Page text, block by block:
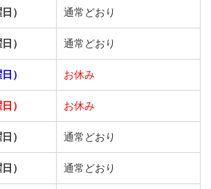
） 通常どおり
） 通常どおり
） お休み
） お休み
） 通常どおり
） 通常どおり